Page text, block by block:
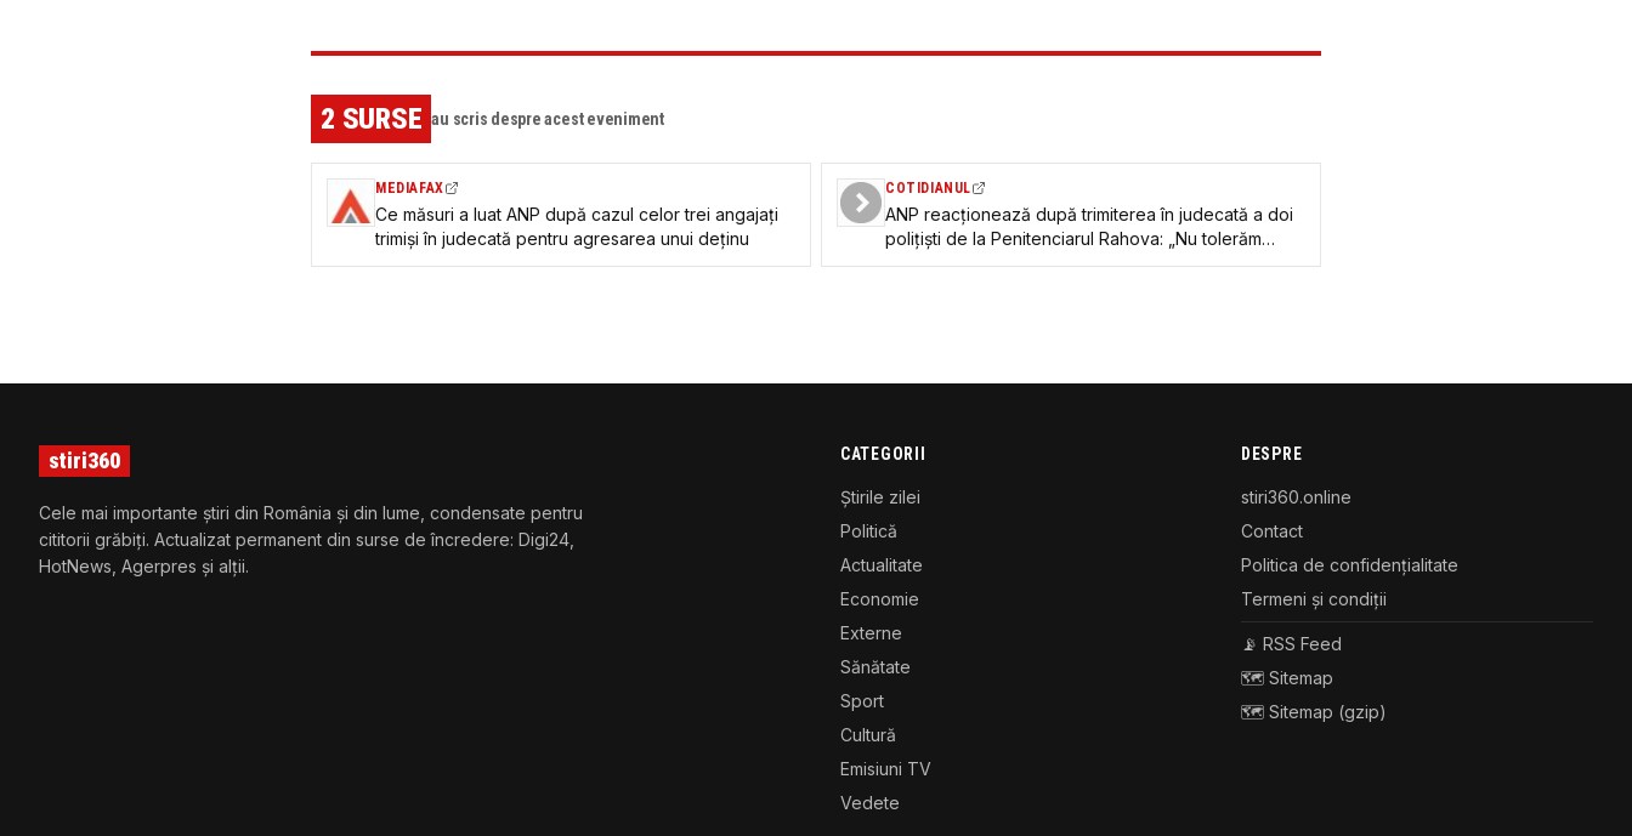
2 SURSE au scris despre acest eveniment
MEDIAFAX
Ce măsuri a luat ANP după cazul celor trei angajați
trimiși în judecată pentru agresarea unui deținu
COTIDIANUL
ANP reacționează după trimiterea în judecată a doi
polițiști de la Penitenciarul Rahova: „Nu tolerăm
abateri de la lege”
stiri360
Cele mai importante știri din România și din lume, condensate pentru
cititorii grăbiți. Actualizat permanent din surse de încredere: Digi24,
HotNews, Agerpres și alții.
CATEGORII
Știrile zilei
Politică
Actualitate
Economie
Externe
Sănătate
Sport
Cultură
Emisiuni TV
Vedete
DESPRE
stiri360.online
Contact
Politica de confidențialitate
Termeni și condiții
📡 RSS Feed
🗺️ Sitemap
🗺️ Sitemap (gzip)